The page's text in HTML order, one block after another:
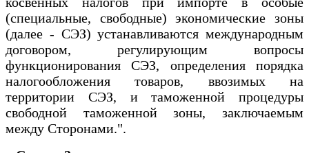
(специальные, свободные) экономические зоны
(далее - СЭЗ) устанавливаются международным
договором, регулирующим вопросы
функционирования СЭЗ, определения порядка
налогообложения товаров, ввозимых на
территории СЭЗ, и таможенной процедуры
свободной таможенной зоны, заключаемым
между Сторонами.".